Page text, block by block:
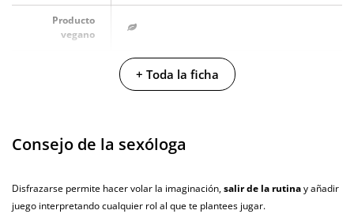
Producto
vegano
Garantías 3 años de garantía
original
+ Toda la ficha
Consejo de la sexóloga
Disfrazarse permite hacer volar la imaginación,salir de la rutinay añadir
juego interpretando cualquier rol al que te plantees jugar.